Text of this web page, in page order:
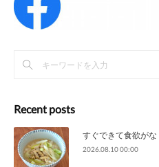
Recent posts
すぐできて食欲がな
2026.08.10 00:00